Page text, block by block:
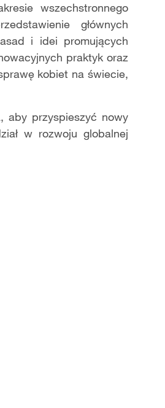
wszechstronnego
głównych
i idei promujących
praktyk oraz
kobiet na świecie,
aby przyspieszyć nowy
w rozwoju globalnej